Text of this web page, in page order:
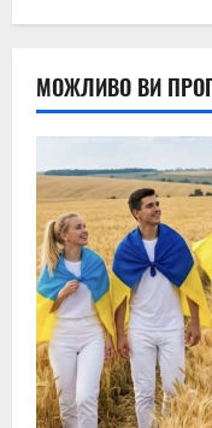
МОЖЛИВО ВИ